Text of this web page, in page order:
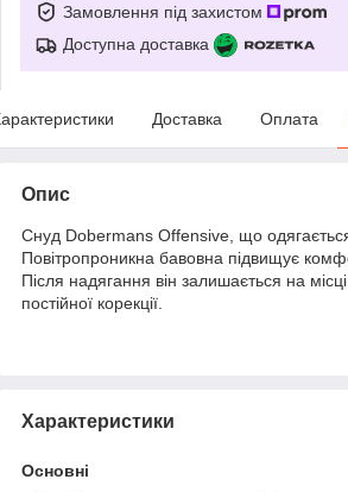
Замовлення під захистом
Доступна доставка
Доставка Оплата
Опис
Снуд Dobermans Offensive, що
Повітропроникна бавовна підвищує
Після надягання він залишається на
постійної корекції.
Характеристики
Основні